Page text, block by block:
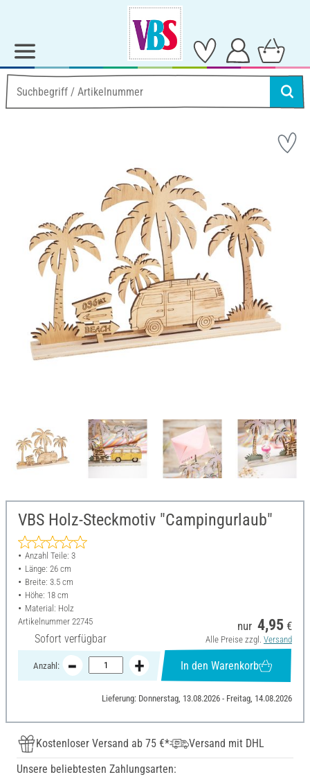
VBS Holz-Steckmotiv "Campingurlaub"
Anzahl Teile: 3
Länge: 26 cm
Breite: 3.5 cm
Höhe: 18 cm
Material: Holz
Artikelnummer 22745
Sofort verfügbar
nur 4,95 €
Alle Preise zzgl. Versand
Anzahl: In den Warenkorb
Lieferung: Donnerstag, 13.08.2026 - Freitag, 14.08.2026
Kostenloser Versand ab 75 €*
Versand mit DHL
Unsere beliebtesten Zahlungsarten: